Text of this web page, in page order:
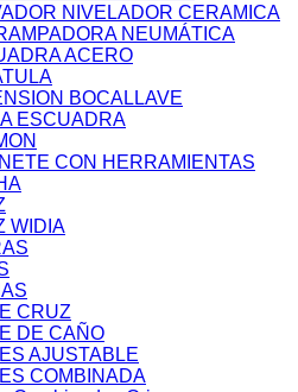
NIVELADOR CERAMICA
NEUMÁTICA
ACERO
BOCALLAVE
ESCUADRA
CON HERRAMIENTAS
WIDIA
CRUZ
DE CAÑO
AJUSTABLE
COMBINADA